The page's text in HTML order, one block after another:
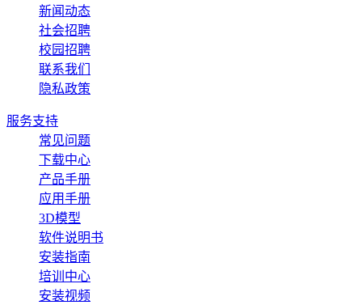
新闻动态
社会招聘
校园招聘
联系我们
隐私政策
服务支持
常见问题
下载中心
产品手册
应用手册
3D模型
软件说明书
安装指南
培训中心
安装视频